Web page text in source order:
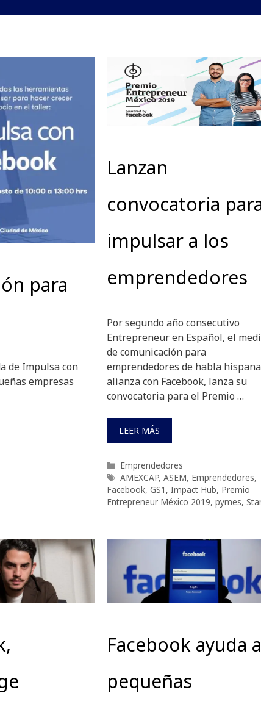
para
de Impulsa con
empresas
Lanzan
convocatoria
impulsar a los
emprendedores
Por segundo año consecutivo
Entrepreneur en Español, el
de comunicación para
emprendedores de habla
alianza con Facebook, lanza su
convocatoria para el Premio …
LEER MÁS
Categorías
Emprendedores
Etiquetas
AMEXCAP, ASEM, Emprendedores,
Facebook, GS1 , Impact Hub, Premio
Entrepreneur México 2019, pymes,
Facebook ayuda a
pequeñas